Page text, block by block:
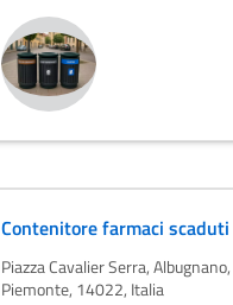
Contenitore farmaci scaduti
Piazza Cavalier Serra,
Piemonte, 14022, Italia